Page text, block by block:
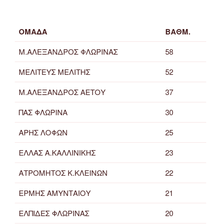
ΟΜΑΔΑ ΒΑΘΜ.
Μ.ΑΛΕΞΑΝΔΡΟΣ ΦΛΩΡΙΝΑΣ
58
ΜΕΛΙΤΕΥΣ ΜΕΛΙΤΗΣ
52
Μ.ΑΛΕΞΑΝΔΡΟΣ ΑΕΤΟΥ
37
ΠΑΣ ΦΛΩΡΙΝΑ
30
ΑΡΗΣ ΛΟΦΩΝ
25
ΕΛΛΑΣ Α.ΚΑΛΛΙΝΙΚΗΣ
23
ΑΤΡΟΜΗΤΟΣ Κ.ΚΛΕΙΝΩΝ
22
ΕΡΜΗΣ ΑΜΥΝΤΑΙΟΥ
21
ΕΛΠΙΔΕΣ ΦΛΩΡΙΝΑΣ
20